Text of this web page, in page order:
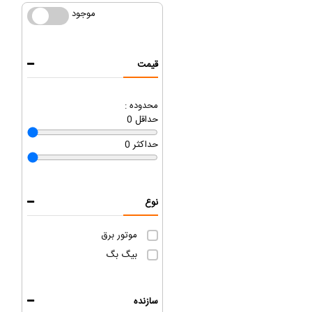
موجود موجود
قیمت
محدوده :
0 حداقل
0 حداکثر
نوع
موتور برق
بیگ بگ
سازنده